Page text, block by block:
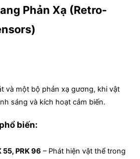
Phản Xạ (Retro-
và một bộ phản xạ gương, khi vật
sáng và kích hoạt cảm biến.
biến:
55, PRK 96 – Phát hiện vật thể trong